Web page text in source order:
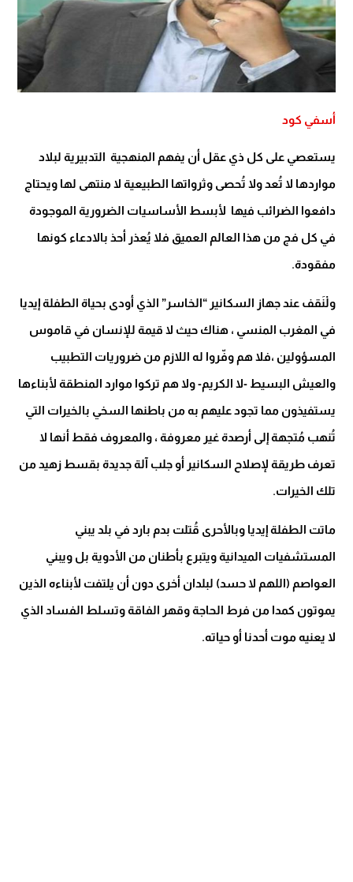
أسفي كود
يستعصي على كل ذي عقل أن يفهم المنهجية التدبيرية لبلاد
مواردها لا تُعد ولا تُحصى وثرواتها الطبيعية لا منتهى لها ويحتاج
دافعوا الضرائب فيها لأبسط الأساسيات الضرورية الموجودة
في كل فج من هذا العالم العميق فلا يُعذر أحذ بالادعاء كونها
مفقودة.
ولْنَقف عند جهاز السكانير “الخاسر” الذي أودى بحياة الطفلة إيديا
في المغرب المنسي ، هناك حيث لا قيمة للإنسان في قاموس
المسؤولين ،فلا هم وفّروا له اللازم من ضروريات التطبيب
والعيش البسيط -لا الكريم- ولا هم تركوا موارد المنطقة لأبناءها
يستفيذون مما تجود عليهم به من باطنها السخي بالخيرات التي
تُنهب مُتجهة إلى أرصدة غير معروفة ، والمعروف فقط أنها لا
تعرف طريقة لإصلاح السكانير أو جلب آلة جديدة بقسط زهيد من
تلك الخيرات.
ماتت الطفلة إيديا وبالأحرى قُتلت بدم بارد في بلد يبني
المستشفيات الميدانية ويتبرع بأطنان من الأدوية بل ويبني
العواصم (اللهم لا حسد) لبلدان أخرى دون أن يلتفت لأبناءه الذين
يموتون كمدا من فرط الحاجة وقهر الفاقة وتسلط الفساد الذي
لا يعنيه موت أحدنا أو حياته.